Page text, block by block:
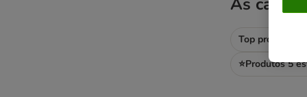
As
Top promos do
⭐Produtos 5